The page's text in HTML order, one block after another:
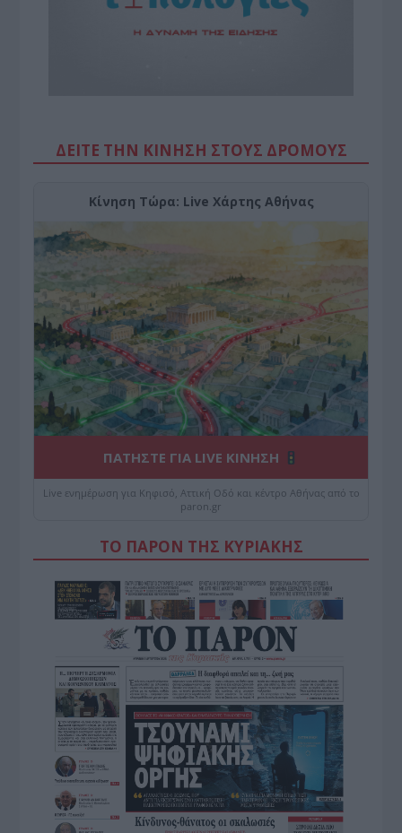
ΔΕΙΤΕ ΤΗΝ ΚΙΝΗΣΗ ΣΤΟΥΣ ΔΡΌΜΟΥΣ
Κίνηση Τώρα: Live Χάρτης Αθήνας
ΠΑΤΗΣΤΕ ΓΙΑ LIVE ΚΙΝΗΣΗ
Live ενημέρωση για Κηφισό, Αττική Οδό και κέντρο Αθήνας από το
paron.gr
ΤΟ ΠΑΡΟΝ ΤΗΣ ΚΥΡΙΑΚΗΣ